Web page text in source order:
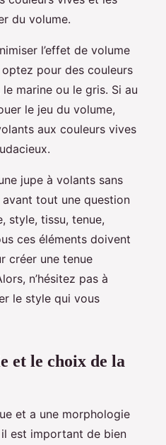
du volume.
l’effet de volume
pour des couleurs
marine ou le gris. Si au
le jeu du volume,
aux couleurs vives
jupe à volants sans
avant tout une question
style, tissu, tenue,
ces éléments doivent
créer une tenue
n’hésitez pas à
le style qui vous
et le choix de la
et a une morphologie
est important de bien